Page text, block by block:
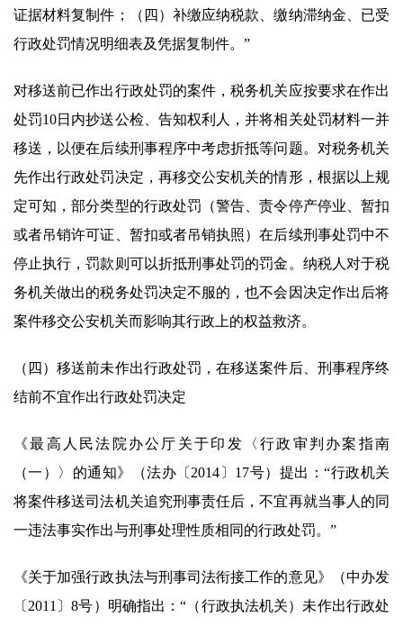
证据材料复制件；（四）补缴应纳税款、缴纳滞纳金、已受
行政处罚情况明细表及凭据复制件。”
对移送前已作出行政处罚的案件，税务机关应按要求在作出
处罚10日内抄送公检、告知权利人，并将相关处罚材料一并
移送，以便在后续刑事程序中考虑折抵等问题。对税务机关
先作出行政处罚决定，再移交公安机关的情形，根据以上规
定可知，部分类型的行政处罚（警告、责令停产停业、暂扣
或者吊销许可证、暂扣或者吊销执照）在后续刑事处罚中不
停止执行，罚款则可以折抵刑事处罚的罚金。纳税人对于税
务机关做出的税务处罚决定不服的，也不会因决定作出后将
案件移交公安机关而影响其行政上的权益救济。
（四）移送前未作出行政处罚，在移送案件后、刑事程序终
结前不宜作出行政处罚决定
《最高人民法院办公厅关于印发〈行政审判办案指南
（一）〉的通知》（法办〔2014〕17号）提出：“行政机关
将案件移送司法机关追究刑事责任后，不宜再就当事人的同
一违法事实作出与刑事处理性质相同的行政处罚。”
《关于加强行政执法与刑事司法衔接工作的意见》（中办发
〔2011〕8号）明确指出：“（行政执法机关）未作出行政处